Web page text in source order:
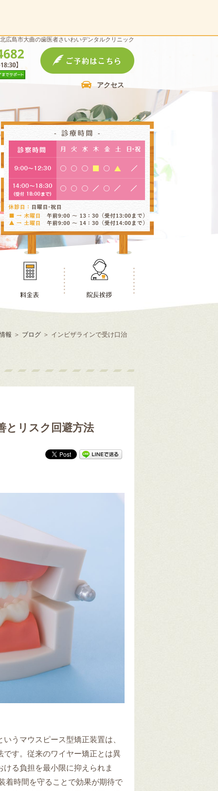
広島市大曲の歯医者さいわいデンタルクリニック
アクセス
報 ＞ ブログ ＞ インビザラインで受け口治
とリスク回避方法
うマウスピース型矯正装置は、
す。従来のワイヤー矯正とは異
る負担を最小限に抑えられま
着時間を守ることで効果が期待で